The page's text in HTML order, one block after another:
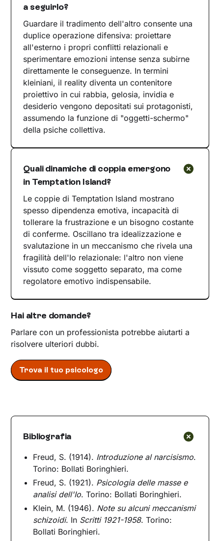
a seguirlo?
Guardare il tradimento dell'altro consente una
duplice operazione difensiva: proiettare
all'esterno i propri conflitti relazionali e
sperimentare emozioni intense senza subirne
direttamente le conseguenze. In termini
kleiniani, il reality diventa un contenitore
proiettivo in cui rabbia, gelosia, invidia e
desiderio vengono depositati sui protagonisti,
assumendo la funzione di "oggetti-schermo"
della psiche collettiva.
Quali dinamiche di coppia emergono
in Temptation Island?
Le coppie di Temptation Island mostrano
spesso dipendenza emotiva, incapacità di
tollerare la frustrazione e un bisogno costante
di conferme. Oscillano tra idealizzazione e
svalutazione in un meccanismo che rivela una
fragilità dell'Io relazionale: l'altro non viene
vissuto come soggetto separato, ma come
regolatore emotivo indispensabile.
Hai altre domande?
Parlare con un professionista potrebbe aiutarti a
risolvere ulteriori dubbi.
Trova il tuo psicologo
Bibliografia
Freud, S. (1914). Introduzione al narcisismo.
Torino: Bollati Boringhieri.
Freud, S. (1921). Psicologia delle masse e
analisi dell'Io. Torino: Bollati Boringhieri.
Klein, M. (1946). Note su alcuni meccanismi
schizoidi. In Scritti 1921-1958. Torino:
Bollati Boringhieri.